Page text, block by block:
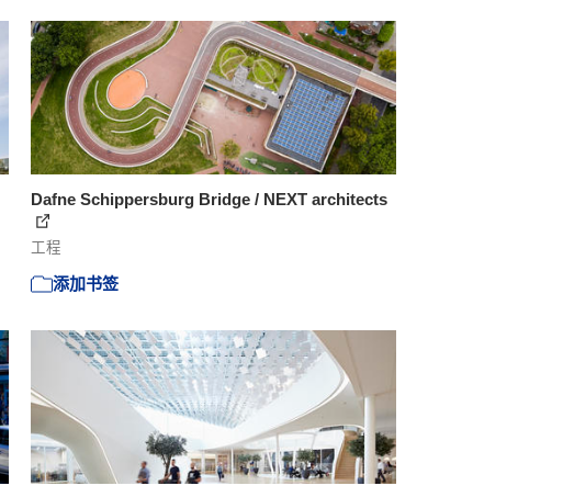
Dafne Schippersburg Bridge / NEXT architects
工程
添加书签